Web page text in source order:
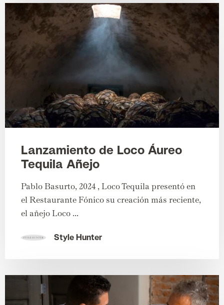
Lanzamiento de Loco Áureo
Tequila Añejo
Pablo Basurto, 2024 , Loco Tequila presentó en
el Restaurante Fónico su creación más reciente,
el añejo Loco ...
Style Hunter